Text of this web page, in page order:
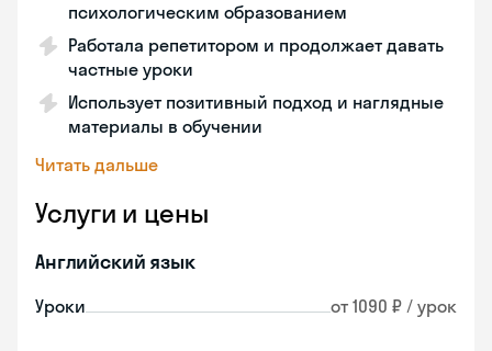
психологическим образованием
Работала репетитором и продолжает давать
частные уроки
Использует позитивный подход и наглядные
материалы в обучении
Читать дальше
Услуги и цены
Английский язык
Уроки от 1090 ₽ / урок